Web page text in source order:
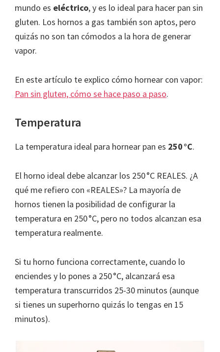
mundo es eléctrico, y es lo ideal para hacer pan sin
gluten. Los hornos a gas también son aptos, pero
quizás no son tan cómodos a la hora de generar
vapor.
En este artículo te explico cómo hornear con vapor:
Pan sin gluten, cómo se hace paso a paso.
Temperatura
La temperatura ideal para hornear pan es 250 °C.
El horno ideal debe alcanzar los 250 °C REALES. ¿A
qué me refiero con «REALES»? La mayoría de
hornos tienen la posibilidad de configurar la
temperatura en 250 °C, pero no todos alcanzan esa
temperatura realmente.
Si tu horno funciona correctamente, cuando lo
enciendes y lo pones a 250 °C, alcanzará esa
temperatura transcurridos 25-30 minutos (aunque
si tienes un superhorno quizás lo tengas en 15
minutos).